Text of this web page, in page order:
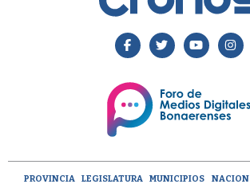
PROVINCIA LEGISLATURA MUNICIPIOS NACION